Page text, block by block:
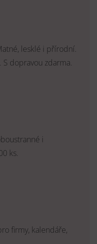
lesklé i přírodní.
S dopravou zdarma.
i
ks.
firmy, kalendáře,